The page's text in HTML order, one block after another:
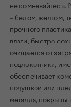
не сомневайтесь.
– белом, желтом,
прочного
влаги, быстро
очищается от
подлокотники,
обеспечивает
подушкой или
металла, покрыты